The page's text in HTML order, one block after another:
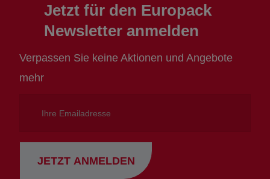
Jetzt für den Europack
Newsletter anmelden
Verpassen Sie keine Aktionen und Angebote
mehr
Emailadresse
JETZT ANMELDEN